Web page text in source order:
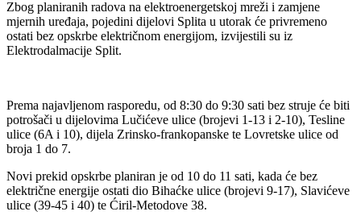
Zbog planiranih radova na elektroenergetskoj mreži i zamjene
mjernih uređaja, pojedini dijelovi Splita u utorak će privremeno
ostati bez opskrbe električnom energijom, izvijestili su iz
Elektrodalmacije Split.
Prema najavljenom rasporedu, od 8:30 do 9:30 sati bez struje će biti
potrošači u dijelovima Lučićeve ulice (brojevi 1-13 i 2-10), Tesline
ulice (6A i 10), dijela Zrinsko-frankopanske te Lovretske ulice od
broja 1 do 7.
Novi prekid opskrbe planiran je od 10 do 11 sati, kada će bez
električne energije ostati dio Bihaćke ulice (brojevi 9-17), Slavićeve
ulice (39-45 i 40) te Ćiril-Metodove 38.